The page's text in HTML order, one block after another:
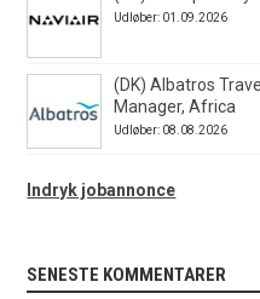
Udløber: 01.09.2026
(DK) Albatros
Manager, Africa
Udløber: 08.08.2026
Indryk jobannonce
SENESTE KOMMENTARER